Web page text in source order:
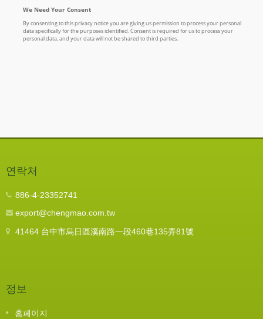
연락처
886-4-23352741
export@chengmao.com.tw
41464 台中市烏日區溪南路一段460巷135弄81號
정보
홈페이지